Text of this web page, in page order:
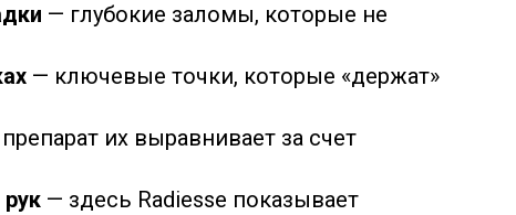
— глубокие заломы, которые не
— ключевые точки, которые «держат»
их выравнивает за счет
— здесь Radiesse показывает